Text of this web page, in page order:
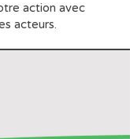
action avec
acteurs.